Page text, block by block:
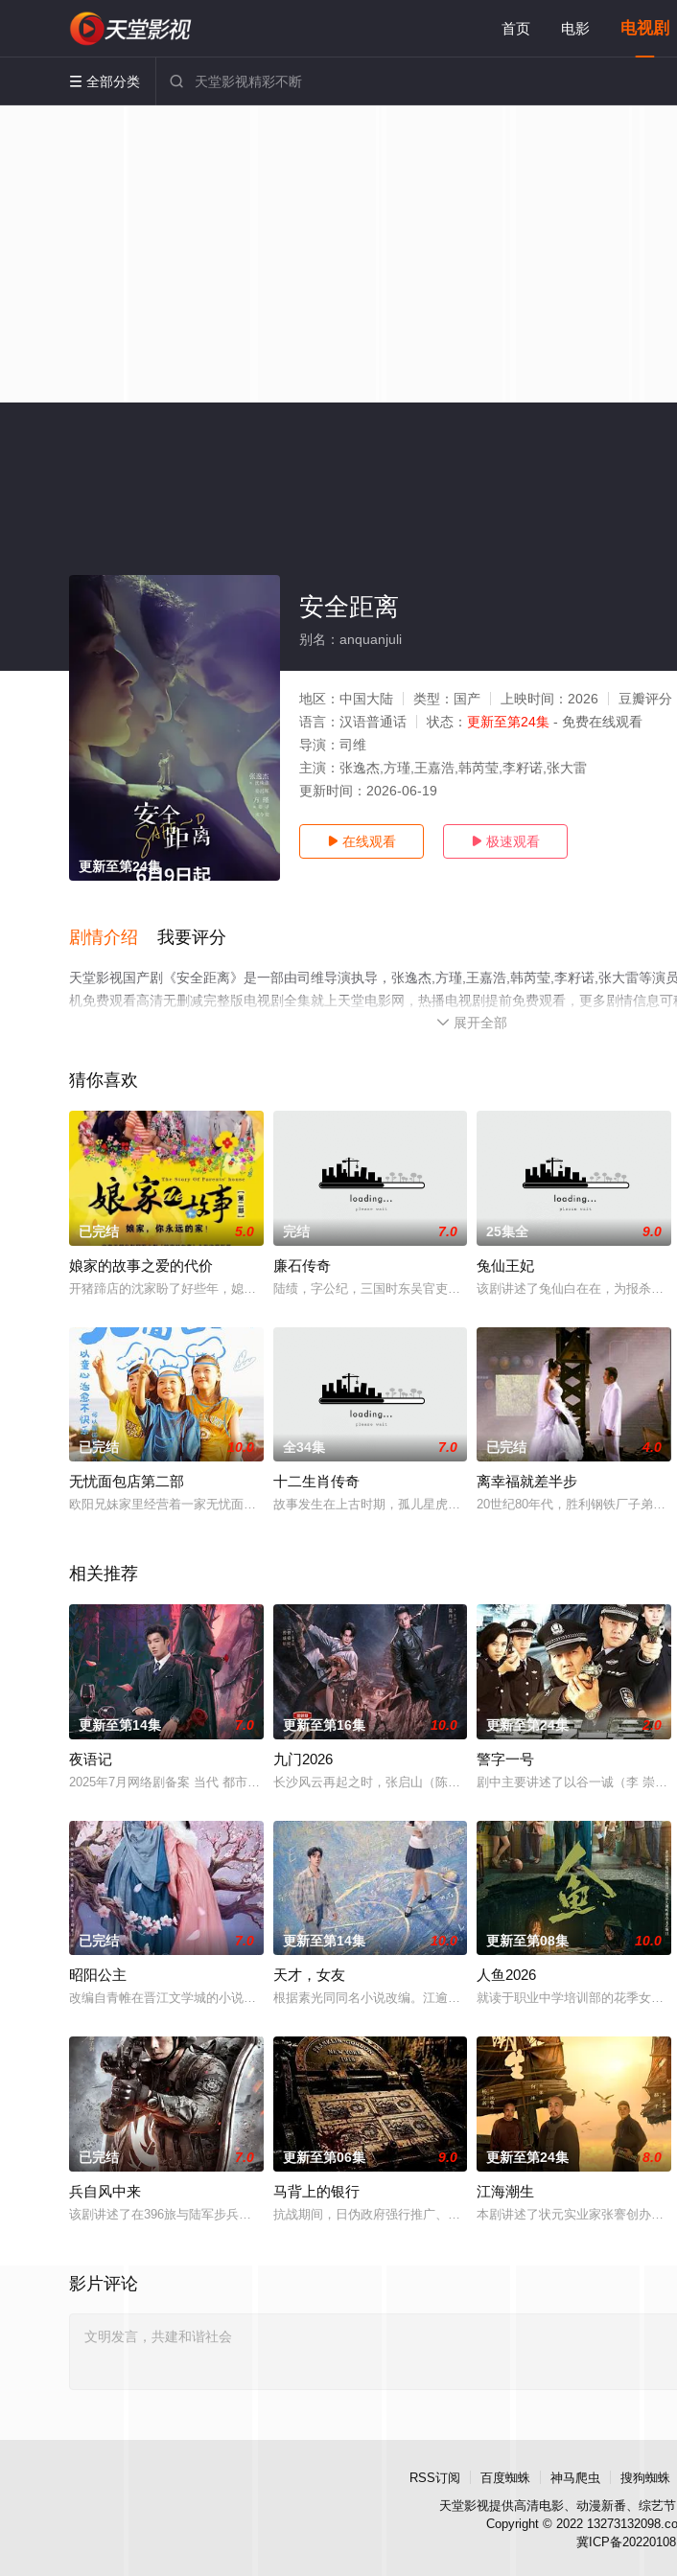
首页 电影 电视剧
 全部分类 
更新至第24集
安全距离
别名：anquanjuli
地区： 中国大陆 类型： 国产 上映时间： 2026 豆瓣评分
语言： 汉语普通话 状态： 更新至第24集 - 免费在线观看
导演： 司维
主演： 张逸杰,方瑾,王嘉浩,韩芮莹,李籽诺,张大雷
更新时间： 2026-06-19
 在线观看  极速观看
剧情介绍 我要评分
天堂影视国产剧《安全距离》是一部由司维导演执导，张逸杰,方瑾,王嘉浩,韩芮莹,李籽诺,张大雷等演
机免费观看高清无删减完整版电视剧全集就上天堂电影网，热播电视剧提前免费观看，更多剧情信息
 展开全部
猜你喜欢
已完结 5.0
娘家的故事之爱的代价
开猪蹄店的沈家盼了好些年，媳妇玉凤终于怀了建明的孩子，看似应该开始享清福的沈万海，却体会不到含饴
完结 7.0
廉石传奇
陆绩，字公纪，三国时东吴官吏，官至郁林太守，为人正直，两袖清风
25集全 9.0
兔仙王妃
该剧讲述了兔仙白在在，为报杀师
已完结 10.0
无忧面包店第二部
欧阳兄妹家里经营着一家无忧面包店，这里的面包可以实现愿望，但只卖给孩子。欧阳兄妹转学到了新的学校
全34集 7.0
十二生肖传奇
故事发生在上古时期，孤儿星虎（郭品超 饰）与燕儿（王力可 饰）自
已完结 4.0
离幸福就差半步
20世纪80年代，胜利钢铁厂子弟陈
相关推荐
更新至第14集 7.0
夜语记
2025年7月网络剧备案 当代 都市 海南越酷文化传媒有限公司
更新至第16集 10.0
九门2026
长沙风云再起之时，张启山（陈伟霆 饰）与吴老狗（曾舜晞 饰）强强联
更新至第24集 2.0
警字一号
剧中主要讲述了以谷一诚（李 崇霄
已完结 7.0
昭阳公主
改编自青帷在晋江文学城的小说《平阳公主》。
更新至第14集 10.0
天才，女友
根据素光同同名小说改编。江逾白长大以后，林知夏忽然对他说：“江
更新至第08集 10.0
人鱼2026
就读于职业中学培训部的花季女生
已完结 7.0
兵自风中来
该剧讲述了在396旅与陆军步兵学院联合举办的小型军事演习中，郭子剑因不满演习流于形式，假传指令要求
更新至第06集 9.0
马背上的银行
抗战期间，日伪政府强行推广、使用由“中国准备银行”发行的伪钞货币
更新至第24集 8.0
江海潮生
本剧讲述了状元实业家张謇创办大
影片评论
RSS订阅 百度蜘蛛 神马爬虫 搜狗蜘蛛
天堂影视提供高清电影、动漫新番、综艺
Copyright © 2022
冀ICP备